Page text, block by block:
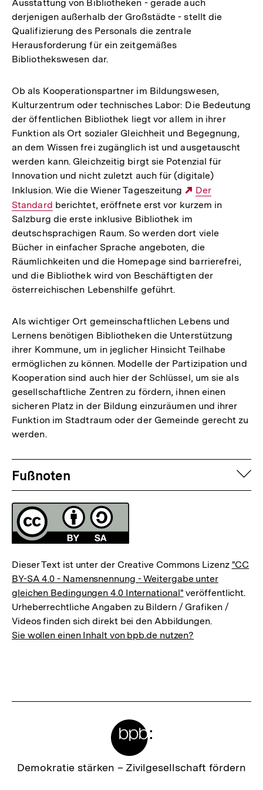
Ausstattung von Bibliotheken - gerade auch
derjenigen außerhalb der Großstädte - stellt die
Qualifizierung des Personals die zentrale
Herausforderung für ein zeitgemäßes
Bibliothekswesen dar.
Ob als Kooperationspartner im Bildungswesen,
Kulturzentrum oder technisches Labor: Die Bedeutung
der öffentlichen Bibliothek liegt vor allem in ihrer
Funktion als Ort sozialer Gleichheit und Begegnung,
an dem Wissen frei zugänglich ist und ausgetauscht
werden kann. Gleichzeitig birgt sie Potenzial für
Innovation und nicht zuletzt auch für (digitale)
Inklusion. Wie die Wiener Tageszeitung
Externer
Link:
Der
Standard berichtet, eröffnete erst vor kurzem in
Salzburg die erste inklusive Bibliothek im
deutschsprachigen Raum. So werden dort viele
Bücher in einfacher Sprache angeboten, die
Räumlichkeiten und die Homepage sind barrierefrei,
und die Bibliothek wird von Beschäftigten der
österreichischen Lebenshilfe geführt.
Als wichtiger Ort gemeinschaftlichen Lebens und
Lernens benötigen Bibliotheken die Unterstützung
ihrer Kommune, um in jeglicher Hinsicht Teilhabe
ermöglichen zu können. Modelle der Partizipation und
Kooperation sind auch hier der Schlüssel, um sie als
gesellschaftliche Zentren zu fördern, ihnen einen
sicheren Platz in der Bildung einzuräumen und ihrer
Funktion im Stadtraum oder der Gemeinde gerecht zu
werden.
Fussnoten
Fußnoten
Lizenz
Dieser Text ist unter der Creative Commons Lizenz "CC
BY-SA 4.0 - Namensnennung - Weitergabe unter
gleichen Bedingungen 4.0 International" veröffentlicht.
Urheberrechtliche Angaben zu Bildern / Grafiken /
Videos finden sich direkt bei den Abbildungen.
Sie wollen einen Inhalt von bpb.de nutzen?
Zur
Demokratie stärken – Zivilgesellschaft fördern